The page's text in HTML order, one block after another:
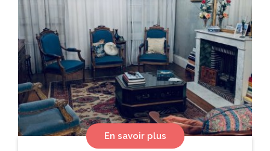
En savoir plus